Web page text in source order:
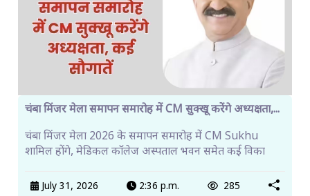
चंबा मिंजर मेला समापन समारोह में CM सुक्खू करेंगे अध्यक्षता,...
चंबा मिंजर मेला 2026 के समापन समारोह में CM Sukhu
शामिल होंगे, मेडिकल कॉलेज अस्पताल भवन समेत कई विका
July 31, 2026 2:36 p.m. 285